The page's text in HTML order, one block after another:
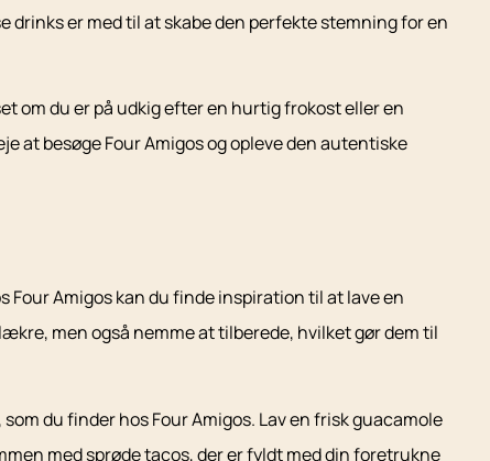
drinks er med til at skabe den perfekte stemning for en
om du er på udkig efter en hurtig frokost eller en
at besøge Four Amigos og opleve den autentiske
Amigos kan du finde inspiration til at lave en
men også nemme at tilberede, hvilket gør dem til
du finder hos Four Amigos. Lav en frisk guacamole
med sprøde tacos, der er fyldt med din foretrukne